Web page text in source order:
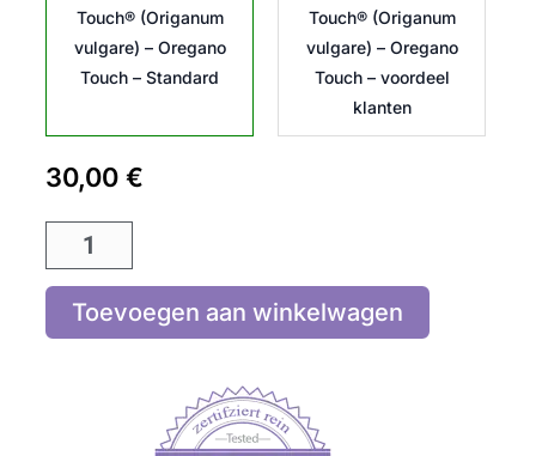
Touch® (Origanum
vulgare) – Oregano
Touch – Standard
Touch® (Origanum
vulgare) – Oregano
Touch – voordeel
klanten
30,00 €
Toevoegen aan winkelwagen